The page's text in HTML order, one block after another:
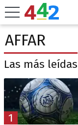
AFFAR
Las más leídas
1